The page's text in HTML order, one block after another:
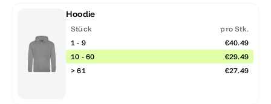
Hoodie
Stück
pro Stk.
1 - 9
€40.49
10 - 60
€29.49
> 61
€27.49